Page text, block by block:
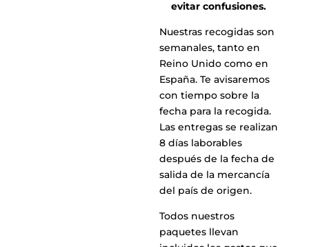
evitar confusiones.
Nuestras recogidas son
semanales, tanto en
Reino Unido como en
España. Te avisaremos
con tiempo sobre la
fecha para la recogida.
Las entregas se realizan
8 días laborables
después de la fecha de
salida de la mercancía
del país de origen.
Todos nuestros
paquetes llevan